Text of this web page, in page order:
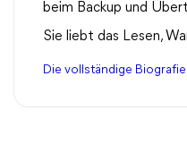
beim Backup und
Sie liebt das Lesen,
Die vollständige